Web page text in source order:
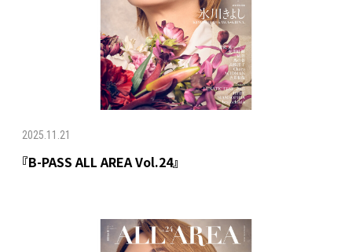
2025.11.21
『B-PASS ALL AREA Vol.24』